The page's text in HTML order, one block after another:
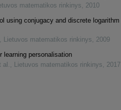
matematikos rinkinys, 2010
using conjugacy and discrete logarithm
, Lietuvos matematikos rinkinys, 2009
learning personalisation
al. , Lietuvos matematikos rinkinys, 2017